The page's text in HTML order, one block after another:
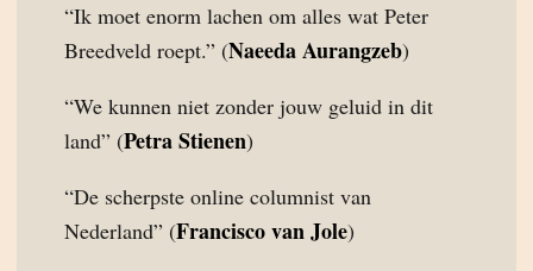
“Ik moet enorm lachen om alles wat Peter
Breedveld roept.” (Naeeda Aurangzeb)
“We kunnen niet zonder jouw geluid in dit
land” (Petra Stienen)
“De scherpste online columnist van
Nederland” (Francisco van Jole)